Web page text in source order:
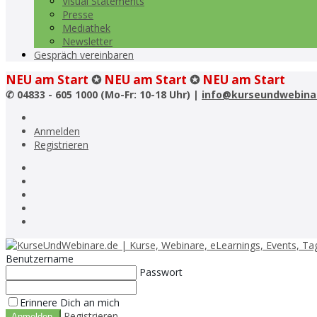
Presse
Mediathek
Newsletter
Gespräch vereinbaren
NEU am Start ✪ NEU am Start ✪ NEU am Start
✆ 04833 - 605 1000 (Mo-Fr: 10-18 Uhr) |
Anmelden
Registrieren
Benutzername
Passwort
Erinnere Dich an mich